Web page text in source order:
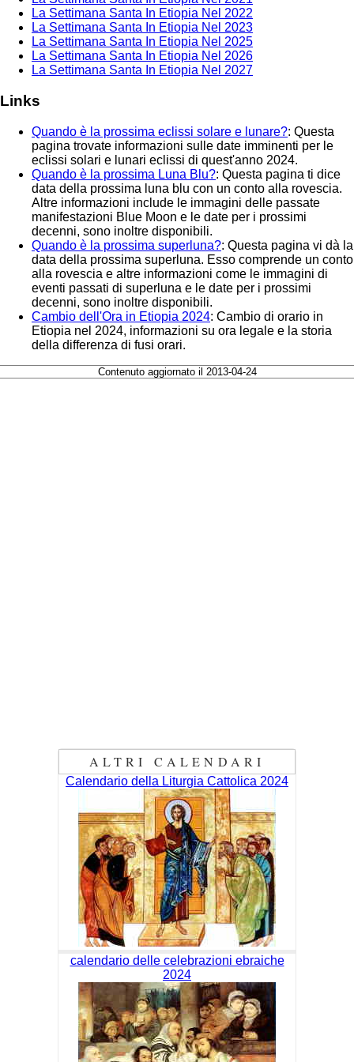
La Settimana Santa In Etiopia Nel 2022
La Settimana Santa In Etiopia Nel 2023
La Settimana Santa In Etiopia Nel 2025
La Settimana Santa In Etiopia Nel 2026
La Settimana Santa In Etiopia Nel 2027
Links
Quando è la prossima eclissi solare e lunare?: Questa
pagina trovate informazioni sulle date imminenti per le
eclissi solari e lunari eclissi di quest'anno 2024.
Quando è la prossima Luna Blu?: Questa pagina ti dice
data della prossima luna blu con un conto alla rovescia.
Altre informazioni include le immagini delle passate
manifestazioni Blue Moon e le date per i prossimi
decenni, sono inoltre disponibili.
Quando è la prossima superluna?: Questa pagina vi dà la
data della prossima superluna. Esso comprende un conto
alla rovescia e altre informazioni come le immagini di
eventi passati di superluna e le date per i prossimi
decenni, sono inoltre disponibili.
Cambio dell'Ora in Etiopia 2024: Cambio di orario in
Etiopia nel 2024, informazioni su ora legale e la storia
della differenza di fusi orari.
Contenuto aggiornato il 2013-04-24
ALTRI CALENDARI
Calendario della Liturgia Cattolica 2024
calendario delle celebrazioni ebraiche
2024